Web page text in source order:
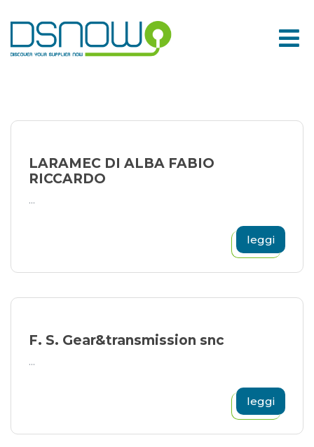
to
content
LARAMEC DI ALBA FABIO
RICCARDO
...
leggi
F. S. Gear&transmission snc
...
leggi